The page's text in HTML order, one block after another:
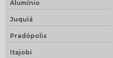
Alumínio
Juquiá
Pradópolis
Itajobi